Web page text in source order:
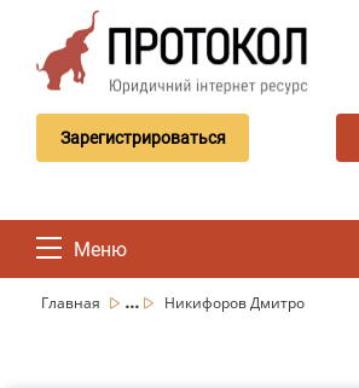
Зарегистрироваться
Меню
Главная ... Никифоров Дмитро